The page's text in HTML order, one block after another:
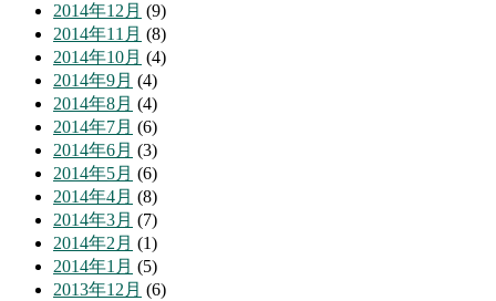
2014年12月 (9)
2014年11月 (8)
2014年10月 (4)
2014年9月 (4)
2014年8月 (4)
2014年7月 (6)
2014年6月 (3)
2014年5月 (6)
2014年4月 (8)
2014年3月 (7)
2014年2月 (1)
2014年1月 (5)
2013年12月 (6)